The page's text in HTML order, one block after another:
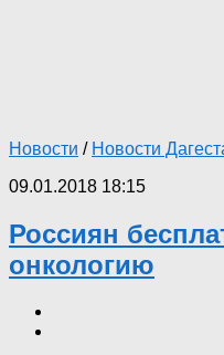
Новости / Новости
09.01.2018 18:15
Россиян
онкологию